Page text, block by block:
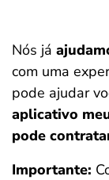
Nós já
com uma
pode ajudar
aplicativo
pode
Importante: